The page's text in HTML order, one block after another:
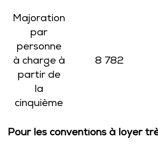
Majoration
par
personne
à charge à
partir de
la
cinquième
8 782
Pour les conventions à loyer